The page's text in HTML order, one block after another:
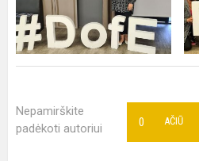
Nepamirškite
padėkoti autoriui
AČIŪ
0